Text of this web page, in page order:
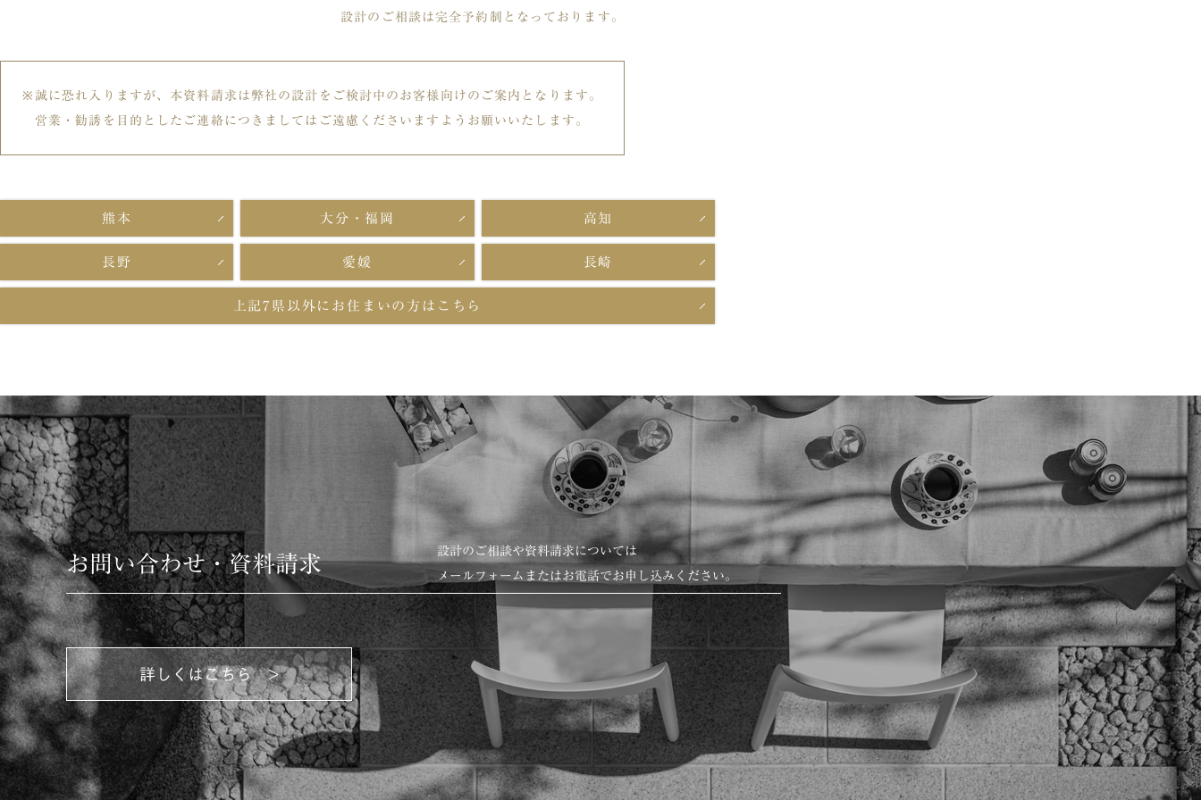
設計のご相談は完全予約制となっております。
誠に恐れ入りますが、本資料請求は弊社の設計をご検討中のお客様向けのご案内となります。
営業・勧誘を目的としたご連絡につきましてはご遠慮くださいますようお願いいたします。
熊本 大分・福岡 高知
長野 愛媛 長崎
上記7県以外に お住まいの方はこちら
お問い合わせ・資料請求
設計のご相談や資料請求については
メールフォームまたはお電話でお申し込みください。
詳しくはこちら >